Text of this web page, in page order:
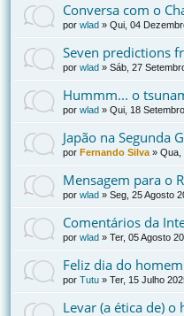
Conversa com o
por wlad » Qui, 04
Seven predictions
por wlad » Sáb, 27
Hummm... o
por wlad » Qui, 18
Japão na Segunda
por Fernando Silva » Qua,
Mensagem para o
por wlad » Seg, 25 Agosto
Comentários da
por wlad » Ter, 05 Agosto
Feliz dia do homem
por Tutu » Ter, 15 Julho
Levar (a ética de)